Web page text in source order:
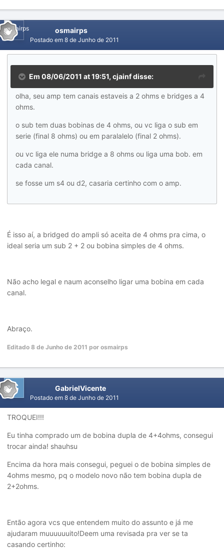
osmairps
Postado em 8 de Junho de 2011
Em 08/06/2011 at 19:51, cjainf disse:
olha, seu amp tem canais estaveis a 2 ohms e bridges a 4
ohms.
o sub tem duas bobinas de 4 ohms, ou vc liga o sub em
serie (final 8 ohms) ou em paralalelo (final 2 ohms).
ou vc liga ele numa bridge a 8 ohms ou liga uma bob. em
cada canal.
se fosse um s4 ou d2, casaria certinho com o amp.
É isso aí, a bridged do ampli só aceita de 4 ohms pra cima, o
ideal seria um sub 2 + 2 ou bobina simples de 4 ohms.
Não acho legal e naum aconselho ligar uma bobina em cada
canal.
Abraço.
Editado 8 de Junho de 2011 por osmairps
GabrielVicente
Postado em 8 de Junho de 2011
TROQUEI!!!
Eu tinha comprado um de bobina dupla de 4+4ohms, consegui
trocar ainda! shauhsu
Encima da hora mais consegui, peguei o de bobina simples de
4ohms mesmo, pq o modelo novo não tem bobina dupla de
2+2ohms.
Então agora vcs que entendem muito do assunto e já me
ajudaram muuuuuuito!Deem uma revisada pra ver se ta
casando certinho: